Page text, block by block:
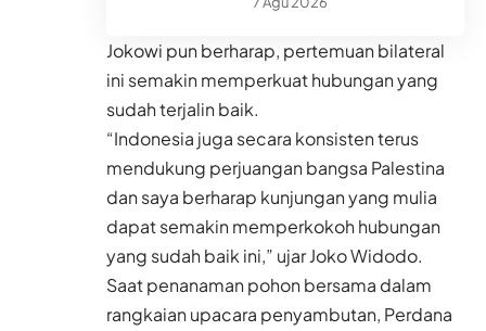
Jokowi pun berharap, pertemuan bilateral
ini semakin memperkuat hubungan yang
sudah terjalin baik.
“Indonesia juga secara konsisten terus
mendukung perjuangan bangsa Palestina
dan saya berharap kunjungan yang mulia
dapat semakin memperkokoh hubungan
yang sudah baik ini,” ujar Joko Widodo.
Saat penanaman pohon bersama dalam
rangkaian upacara penyambutan, Perdana